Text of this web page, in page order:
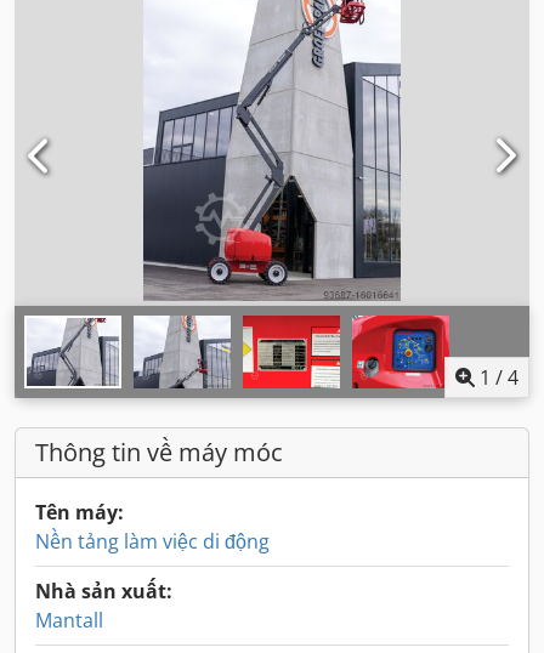
1 /4
Thông tin về máy móc
Tên máy:
Nền tảng làm việc di động
Nhà sản xuất:
Mantall